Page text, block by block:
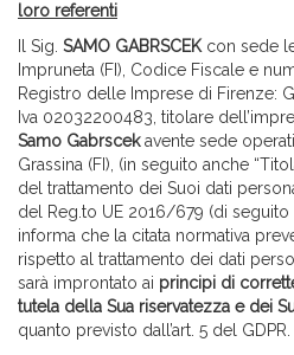
loro referenti
Il Sig. SAMO GABRSCEK con sede
Impruneta (FI), Codice Fiscale e
Registro delle Imprese di Firenze:
Iva 02032200483, titolare
Samo Gabrscekavente sede
Grassina (FI), (in seguito anche
del trattamento dei Suoi dati
del Reg.to UE 2016/679 (di seguito
informa che la citata normativa
rispetto al trattamento dei dati
sarà improntato ai principi di
tutela della Sua riservatezza e dei
quanto previsto dall’art. 5 del GDPR.